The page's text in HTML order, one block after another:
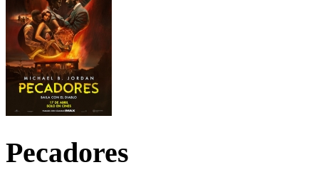
Pecadores